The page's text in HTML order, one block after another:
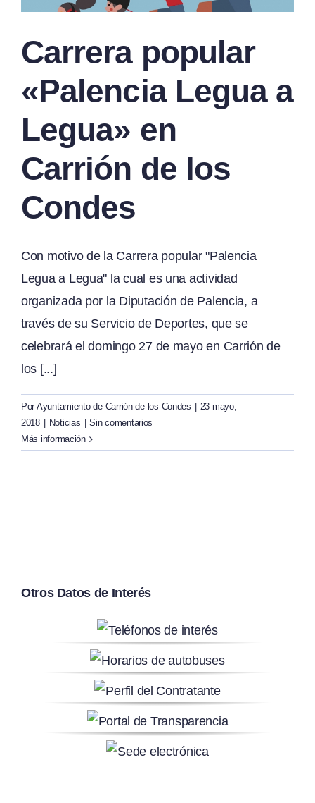
Carrera popular
«Palencia Legua a
Legua» en
Carrión de los
Condes
Con motivo de la Carrera popular "Palencia
Legua a Legua" la cual es una actividad
organizada por la Diputación de Palencia, a
través de su Servicio de Deportes, que se
celebrará el domingo 27 de mayo en Carrión de
los [...]
Por Ayuntamiento de Carrión de los Condes
23 mayo,
2018
Noticias
Sin comentarios
Más información
Otros Datos de Interés